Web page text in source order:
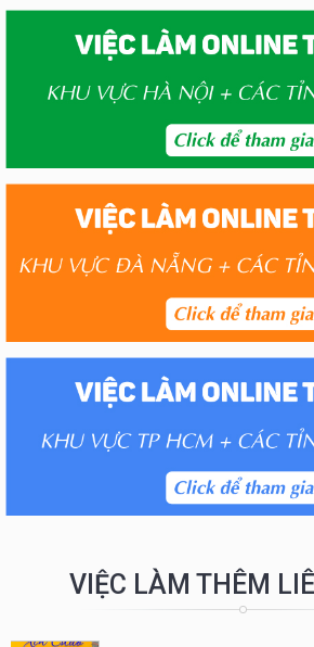
VIỆC LÀM THÊM